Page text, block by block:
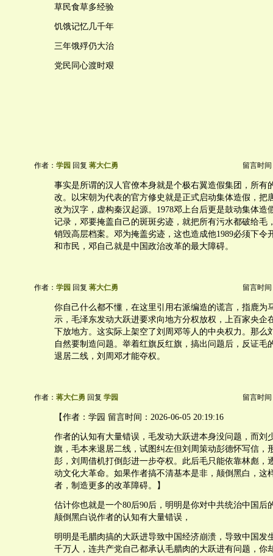
草民食草多经验
饥饿记忆几千年
三年饿殍仍大治
党民同心渡时艰
作者： 学园 回复 蒋大仁勇 留言时间
事实是所谓的汉人官僚本身就是个极右翼造假集团，所有
改。以宋朝为代表的官方修史就是正式启动集体造假，把
改为汉字，虚构秦汉起源。1978邓上台后更是鼓动集体造
记录，邓要掩盖自己的斑斑劣迹，就把所有污水都破给毛
销毁高层档案。邓为掩盖劣迹，这也造成他1989必须下令
和市民，邓自己就是中国政治改革的最大障碍。
作者： 学园 回复 蒋大仁勇 留言时间
你自己什么都不懂，在这里引用右派编造的谎言，指鹿为
示，毛泽东发动大跃进要求向地方分权放权，上百家央企
下放地方。这实际上架空了刘周邓等人的中央权力。那么
自然要制造问题。举着红旗反红旗，搞出问题后，反证毛
退居二线，刘周邓才能夺权。
作者： 蒋大仁勇 回复 学园 留言时间
【作者：学园 留言时间：2026-06-05 20:19:16
作者的认知有大量错误，毛发动大跃进本身没问题，而刘
旗，毛本来退居二线，试图纠左但刘周策动彭德怀写信，
彭，刘周借机打倒彭进一步夺权。此后毛只能依靠林彪，
动文化大革命。如果作者搞不清基本是非，颠倒黑白，这
者，制造更多的改革障碍。】
估计你也就是一个80后90后，明明是你对中共统治中国后
颠倒黑白说作者的认知有大量错误，
明明是毛腊肉搞的大跃进导致中国经济崩溃，导致中国发
千万人，连共产党自己都承认毛腊肉的大跃进有问题，你